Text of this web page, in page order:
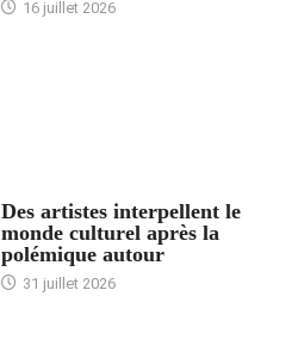
16 juillet 2026
Des artistes interpellent le
monde culturel après la
polémique autour
31 juillet 2026